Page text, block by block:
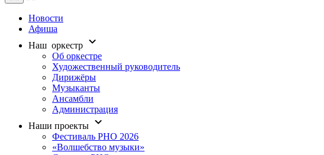
Новости
Афиша
Наш оркестр
Об оркестре
Художественный руководитель
Дирижёры
Музыканты
Ансамбли
Администрация
Наши проекты
Фестиваль РНО 2026
«Волшебство музыки»